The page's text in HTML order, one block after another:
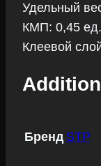
Удельный
КМП: 0,45 ед.
Клеевой
Бренд STP